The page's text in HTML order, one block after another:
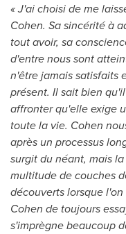
« J'ai choisi de me
Cohen. Sa sincérité à
tout avoir, sa
d'entre nous sont
n'être jamais satisfaits
présent. Il sait bien
affronter qu'elle exige
toute la vie. Cohen
après un processus
surgit du néant, mais
multitude de couches
découverts lorsque
Cohen de toujours
s'imprègne beaucoup